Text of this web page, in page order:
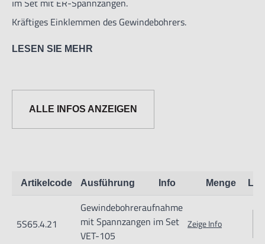
Im Set mit ER-Spannzangen.
Kräftiges Einklemmen des Gewindebohrers.
Informationen zur Produktsicherheit:
Unsachgemäße Verwendung kann zu Schäden und
Verletzungen führen.
Importeur/Hersteller:
LESEN SIE MEHR
ALLE INFOS ANZEIGEN
Artikelcode Ausführung Info Menge
5S65.4.21
Gewindebohreraufnahme
mit Spannzangen im Set
VET-105
Zeige Info